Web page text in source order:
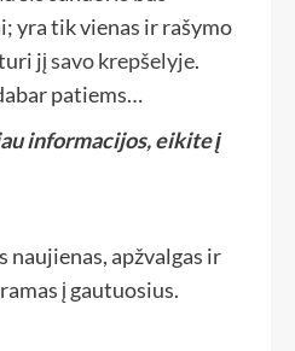
yra tik vienas ir rašymo
jįsavo krepšelyje.
patiems…
informacijos, eikite į
naujienas, apžvalgas ir
į gautuosius.